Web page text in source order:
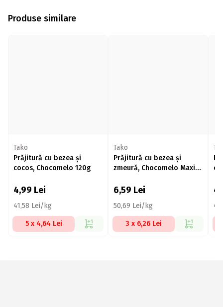
Produse similare
Tako
Prăjitură cu bezea și
cocos, Chocomelo 120g
4,99 Lei
41,58 Lei/kg
5 x 4,64 Lei
Tako
Prăjitură cu bezea și
zmeură, Chocomelo Maxi
6,59 Lei
50,69 Lei/kg
3 x 6,26 Lei